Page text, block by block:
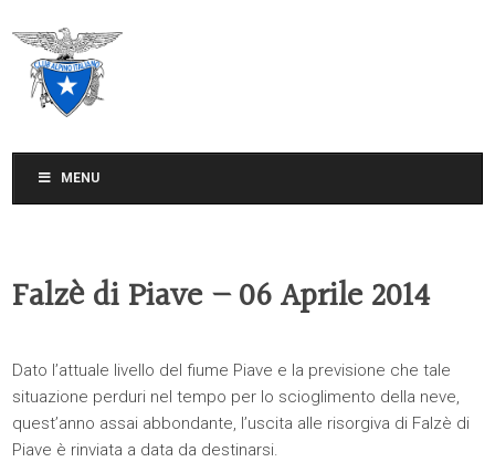
MENU
Falzè di Piave – 06 Aprile 2014
Dato l’attuale livello del fiume Piave e la previsione che tale
situazione perduri nel tempo per lo scioglimento della neve,
quest’anno assai abbondante, l’uscita alle risorgiva di Falzè di
Piave è rinviata a data da destinarsi.